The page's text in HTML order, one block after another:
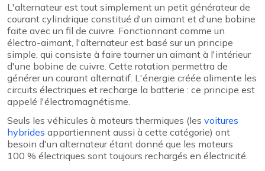
L'alternateur est tout simplement un petit générateur de
courant cylindrique constitué d'un aimant et d'une bobine
faite avec un fil de cuivre. Fonctionnant comme un
électro-aimant, l'alternateur est basé sur un principe
simple, qui consiste à faire tourner un aimant à l'intérieur
d'une bobine de cuivre. Cette rotation permettra de
générer un courant alternatif. L'énergie créée alimente les
circuits électriques et recharge la batterie : ce principe est
appelé l'électromagnétisme.
Seuls les véhicules à moteurs thermiques (les voitures
hybrides appartiennent aussi à cette catégorie) ont
besoin d'un alternateur étant donné que les moteurs
100 % électriques sont toujours rechargés en électricité.